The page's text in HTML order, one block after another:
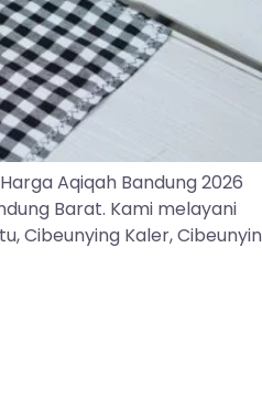
Aqiqah Bandung 2026
Barat. Kami melayani
Cibeunying Kaler,